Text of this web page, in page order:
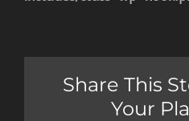
Share This
Your